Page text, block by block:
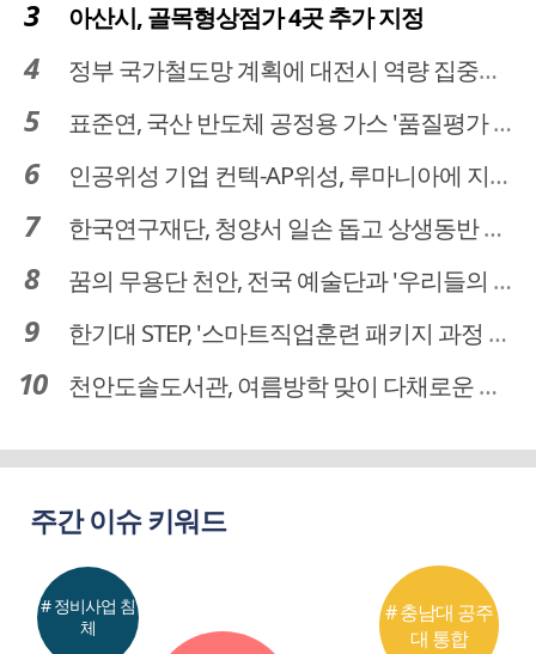
아산시, 골목형상점가 4곳 추가 지정
정부 국가철도망 계획에 대전시 역량 집중해야
표준연, 국산 반도체 공정용 가스 '품질평가 체계' 구축
인공위성 기업 컨텍-AP위성, 루마니아에 지상국 시스템 전수
한국연구재단, 청양서 일손 돕고 상생동반 친구맺기 봉사활동
꿈의 무용단 천안, 전국 예술단과 '우리들의 하모니' 선보여
한기대 STEP, '스마트직업훈련 패키지 과정 3기' 모집
천안도솔도서관, 여름방학 맞이 다채로운 독서문화 프로그램 운영
주간 이슈 키워드
# 충남대 공주
대 통합
# 정비사업 침
체